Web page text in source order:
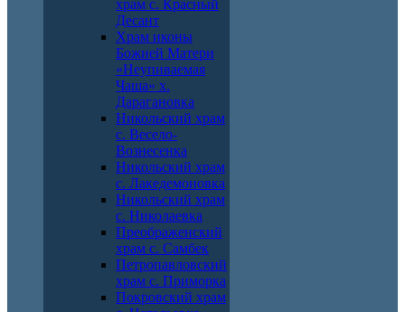
храм с. Красный
Десант
Храм иконы
Божией Матери
«Неупиваемая
Чаша» х.
Дарагановка
Никольский храм
с. Весело-
Вознесенка
Никольский храм
с. Лакедемоновка
Никольский храм
с. Николаевка
Преображенский
храм с. Самбек
Петропавловский
храм с. Приморка
Покровский храм